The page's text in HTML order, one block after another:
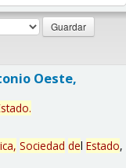
Oeste,
.
Sociedad del Estado,